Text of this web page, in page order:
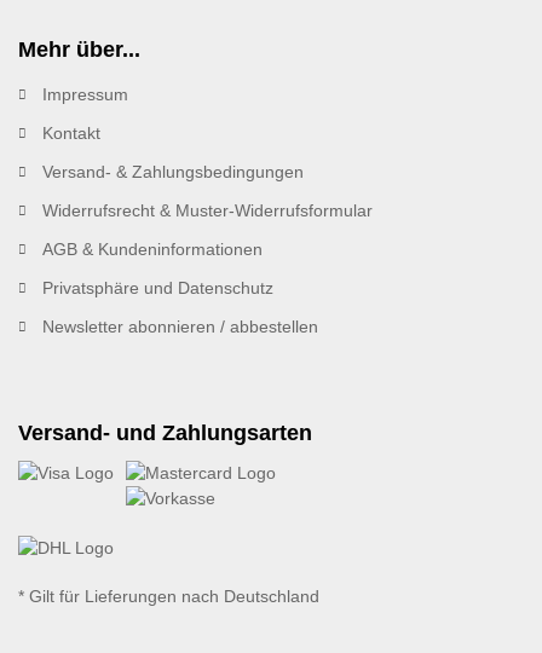
Mehr über...
Impressum
Kontakt
Versand- & Zahlungsbedingungen
Widerrufsrecht & Muster-Widerrufsformular
AGB & Kundeninformationen
Privatsphäre und Datenschutz
Newsletter abonnieren / abbestellen
Versand- und Zahlungsarten
* Gilt für Lieferungen nach Deutschland